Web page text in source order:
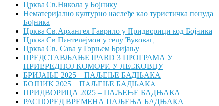
Црква Св.Никола у Бојнику
Нематеријално културно наслеђе као туристичка понуда
Бојника
Црква Св.Архангел Гаврило у Придворици код Бојника
Црква Св.Пантелејмон у селу Ћуковац
Црква Св. Сава у Горњем Бријању
ПРЕДСТАВЉАЊЕ IPARD 3 ПРОГРАМА У
ПРИВРЕДНОЈ КОМОРИ У ЛЕСКОВЦУ
БРИЈАЊЕ 2025 – ПАЉЕЊЕ БАДЊАКА
БОЈНИК 2025 – ПАЉЕЊЕ БАДЊАКА
ПРИДВОРИЦА 2025 – ПАЉЕЊЕ БАДЊАКА
РАСПОРЕД ВРЕМЕНА ПАЉЕЊА БАДЊАКА